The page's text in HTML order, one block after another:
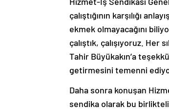
çalıştığının karşılığı
ekmek olmayacağını
çalıştık, çalışıyoruz. Her
Tahir Büyükakın’a
getirmesini temenni
Daha sonra konuşan
sendika olarak bu